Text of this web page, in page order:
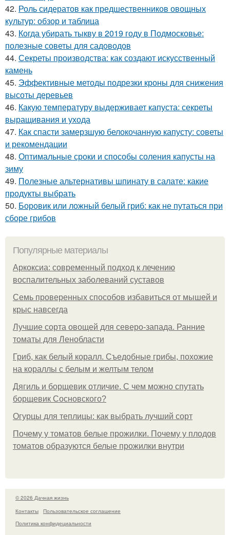
42. Роль сидератов как предшественников овощных
культур: обзор и таблица
43. Когда убирать тыкву в 2019 году в Подмосковье:
полезные советы для садоводов
44. Секреты производства: как создают искусственный
камень
45. Эффективные методы подрезки кроны для снижения
высоты деревьев
46. Какую температуру выдерживает капуста: секреты
выращивания и ухода
47. Как спасти замерзшую белокочанную капусту: советы
и рекомендации
48. Оптимальные сроки и способы соления капусты на
зиму
49. Полезные альтернативы шпинату в салате: какие
продукты выбрать
50. Боровик или ложный белый гриб: как не путаться при
сборе грибов
Популярные материалы
Аркоксиа: современный подход к лечению
воспалительных заболеваний суставов
Семь проверенных способов избавиться от мышей и
крыс навсегда
Лучшие сорта овощей для северо-запада. Ранние
томаты для Ленобласти
Гриб, как белый коралл. Съедобные грибы, похожие
на кораллы с белым и желтым телом
Дягиль и борщевик отличие. С чем можно спутать
борщевик Сосновского?
Огурцы для теплицы: как выбрать лучший сорт
Почему у томатов белые прожилки. Почему у плодов
томатов образуются белые прожилки внутри
© 2026 Дачная жизнь
Контакты
Пользовательское соглашение
Политика конфидециальности